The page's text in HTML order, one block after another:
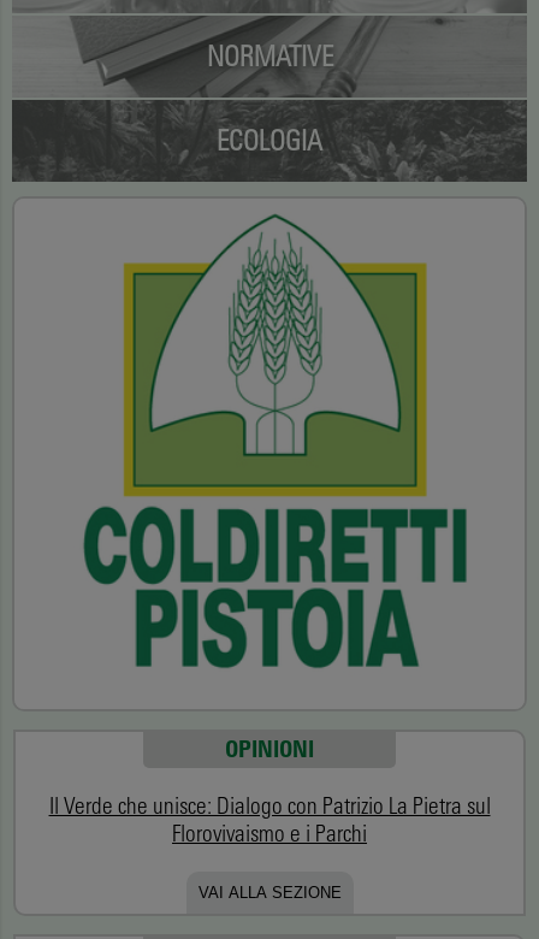
NORMATIVE
ECOLOGIA
OPINIONI
Il Verde che unisce: Dialogo con Patrizio La Pietra sul
Florovivaismo e i Parchi
VAI ALLA SEZIONE